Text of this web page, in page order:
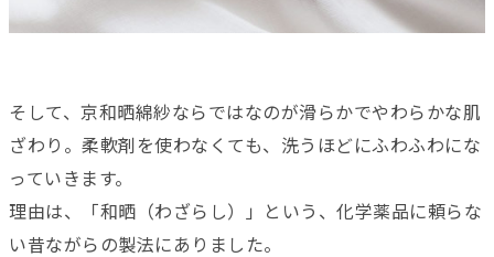
そして、京和晒綿紗ならではなのが滑らかでやわらかな肌
ざわり。柔軟剤を使わなくても、洗うほどにふわふわにな
っていきます。
理由は、「和晒（わざらし）」という、化学薬品に頼らな
い昔ながらの製法にありました。